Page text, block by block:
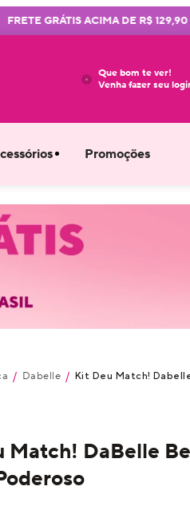
GRÁTIS ACIMA DE R$ 129,90
Que bom te ver!
Venha fazer seu
Promoções
/ Dabelle / Kit Deu Match!
Match! DaBelle